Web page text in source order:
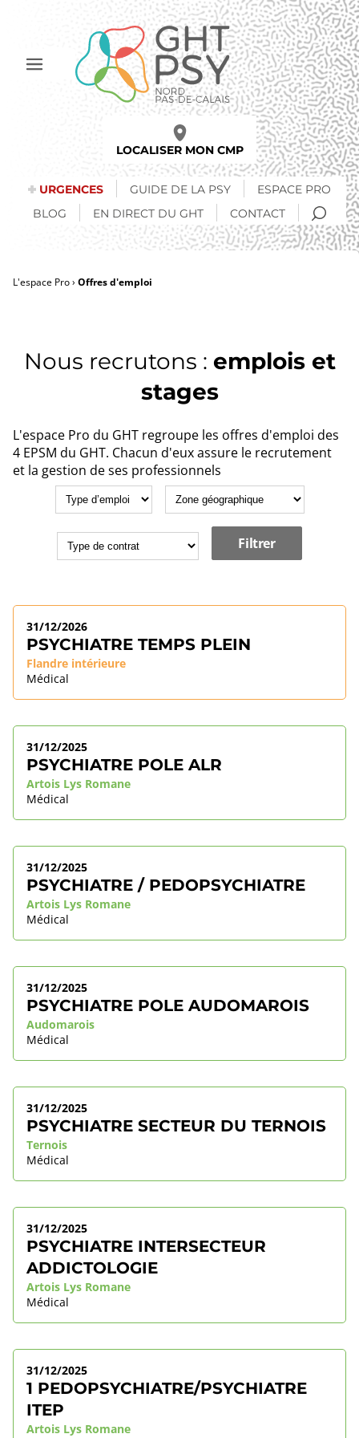
principal
Afficher
LOCALISER MON CMP
URGENCES GUIDE DE LA PSY
ESPACE PRO
BLOG
EN DIRECT DU GHT CONTACT
L'espace Pro Offres d'emploi
Nous recrutons : emplois et
stages
L'espace Pro du GHT regroupe les offres d'emploi des
4 EPSM du GHT. Chacun d'eux assure le recrutement
et la gestion de ses professionnels
31/12/2026
PSYCHIATRE TEMPS PLEIN
Flandre intérieure
Médical
31/12/2025
PSYCHIATRE POLE ALR
Artois Lys Romane
Médical
31/12/2025
PSYCHIATRE / PEDOPSYCHIATRE
Artois Lys Romane
Médical
31/12/2025
PSYCHIATRE POLE AUDOMAROIS
Audomarois
Médical
31/12/2025
PSYCHIATRE SECTEUR DU TERNOIS
Ternois
Médical
31/12/2025
PSYCHIATRE INTERSECTEUR
ADDICTOLOGIE
Artois Lys Romane
Médical
31/12/2025
1 PEDOPSYCHIATRE/PSYCHIATRE
ITEP
Artois Lys Romane